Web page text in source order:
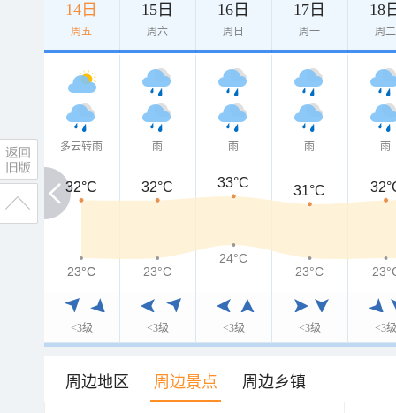
14日
周五
15日
周六
16日
周日
17日
周一
18
周二
多云转雨
<3级
雨
<3级
雨
<3级
雨
<3级
雨
<3级
32°C
32°C 32°C 33°C
31°C
23°C
23°C 23°C
24°C
23°C
周边地区 周边景点 周边乡镇